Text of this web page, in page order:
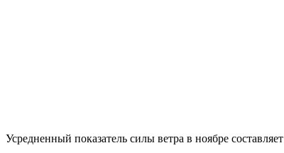
Усредненный показатель силы ветра в ноябре составляет